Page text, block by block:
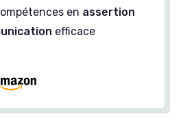
en assertion
efficace